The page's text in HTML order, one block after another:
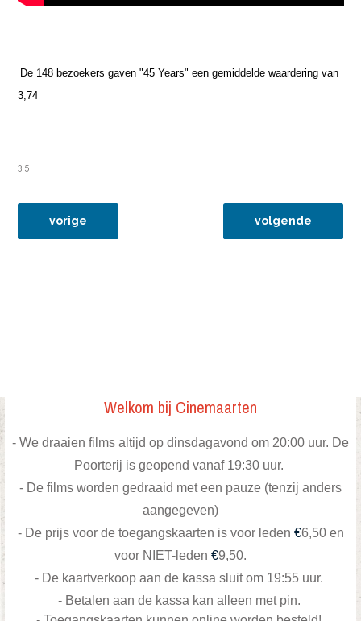
De 148 bezoekers gaven "45 Years" een gemiddelde waardering van
3,74
3,5
vorig artikel: 8dec15 que horas ela volta?
vorige volgende artikel:
volgende
Welkom bij Cinemaarten
- We draaien films altijd op dinsdagavond om 20:00 uur. De
Poorterij is geopend vanaf 19:30 uur.
- De films worden gedraaid met een pauze (tenzij anders
aangegeven)
- De prijs voor de toegangskaarten is voor leden €6,50 en
voor NIET-leden €9,50.
- De kaartverkoop aan de kassa sluit om 19:55 uur.
- Betalen aan de kassa kan alleen met pin.